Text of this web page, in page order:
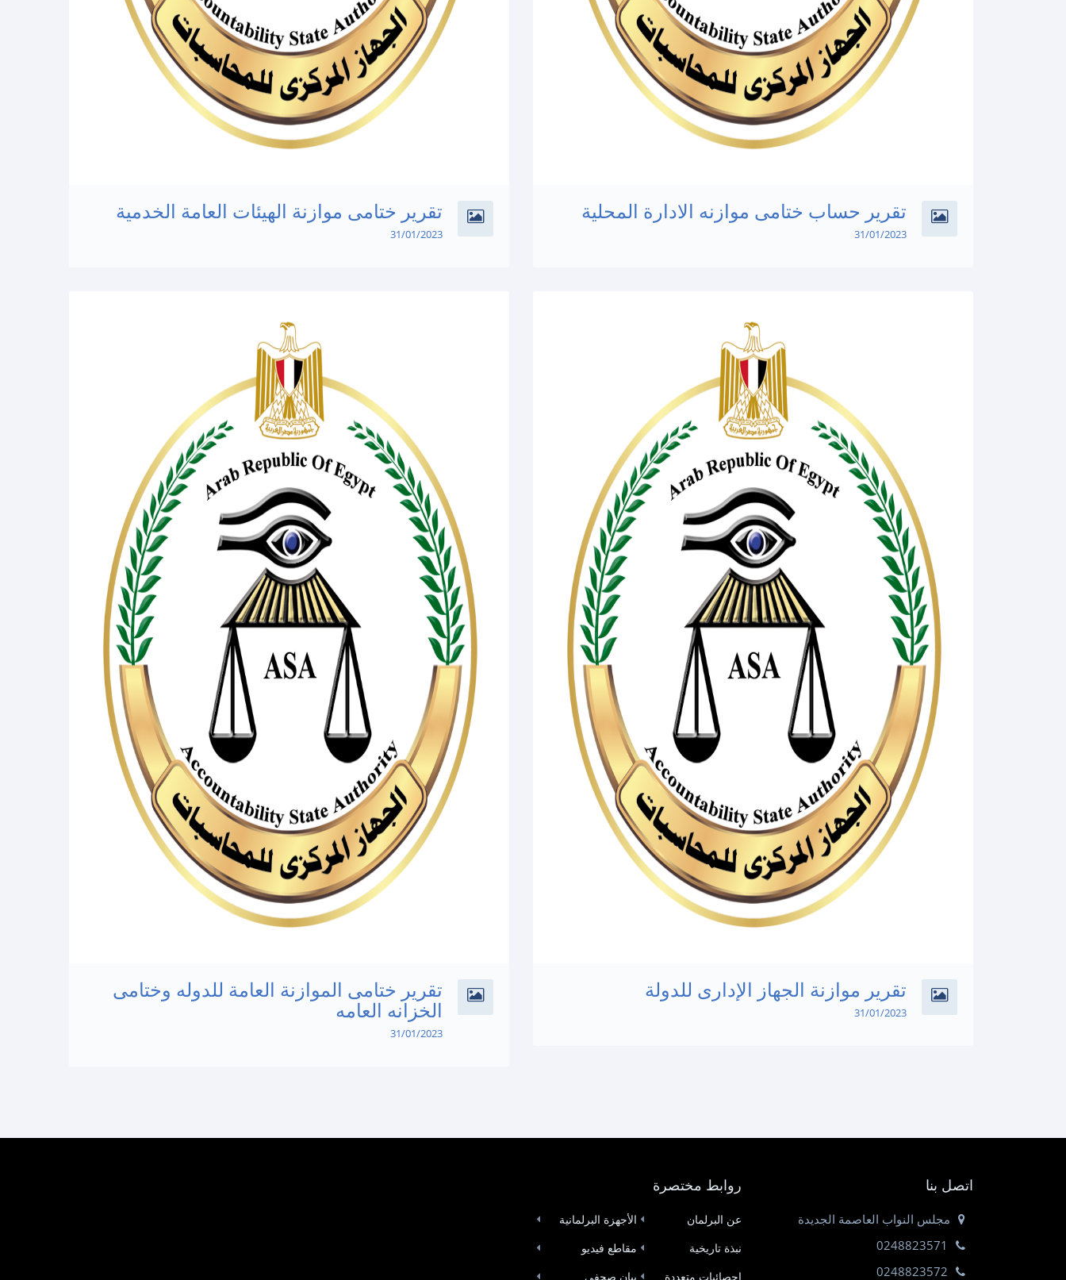
تقرير حساب ختامى موازنه الادارة المحلية
31/01/2023
تقرير ختامى موازنة الهيئات العامة الخدمية
31/01/2023
تقرير موازنة الجهاز الإدارى للدولة
31/01/2023
تقرير ختامى الموازنة العامة للدوله وختامى
الخزانه العامه
31/01/2023
اتصل بنا
مجلس النواب العاصمة الجديدة
0248823571
0248823572
روابط مختصرة
عن البرلمان
نبذة تاريخية
إحصائيات متعددة
الأجهزة البرلمانية
مقاطع فيديو
بيان صحفى